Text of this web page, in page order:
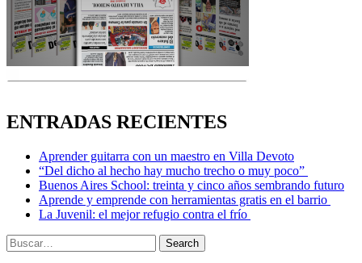
ENTRADAS RECIENTES
Aprender guitarra con un maestro en Villa Devoto
“Del dicho al hecho hay mucho trecho o muy poco”
Buenos Aires School: treinta y cinco años sembrando futuro
Aprende y emprende con herramientas gratis en el barrio
La Juvenil: el mejor refugio contra el frío
Search
for:
Search